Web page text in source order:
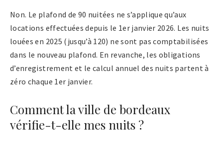
Non. Le plafond de 90 nuitées ne s’applique qu’aux
locations effectuées depuis le 1er janvier 2026. Les nuits
louées en 2025 (jusqu’à 120) ne sont pas comptabilisées
dans le nouveau plafond. En revanche, les obligations
d’enregistrement et le calcul annuel des nuits partent à
zéro chaque 1er janvier.
Comment la ville de bordeaux
vérifie-t-elle mes nuits ?